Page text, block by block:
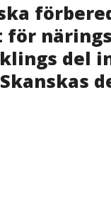
del